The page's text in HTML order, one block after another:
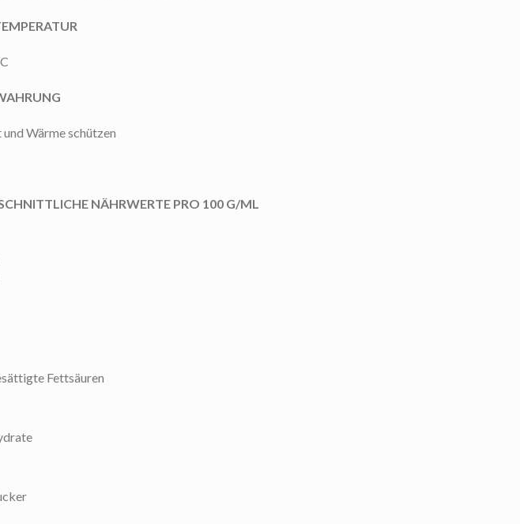
Wärme schützen
NÄHRWERTE PRO 100 G/ML
Fettsäuren